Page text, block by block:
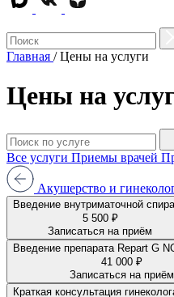
Главная / Цены на услуги
Цены на
Все услуги Приемы врачей
Акушерство и
Введение внутриматочной
5 500 ₽
Записаться на приём
Введение препарата Repart G
41 000 ₽
Записаться на приём
Краткая консультация